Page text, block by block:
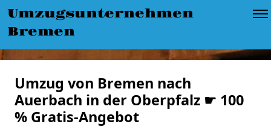
Umzugsunternehmen
Bremen
Umzug von Bremen nach
Auerbach in der Oberpfalz ☛ 100
% Gratis-Angebot